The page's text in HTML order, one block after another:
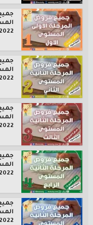
2022...
2022...
2022...
2022...
2022...